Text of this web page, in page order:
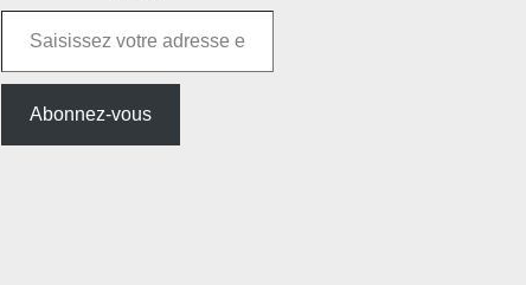
Saisissez votre adresse e-mail…
Abonnez-vous